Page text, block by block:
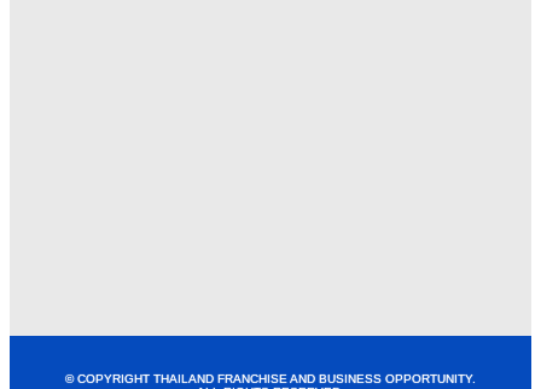
© COPYRIGHT THAILAND FRANCHISE AND BUSINESS OPPORTUNITY.